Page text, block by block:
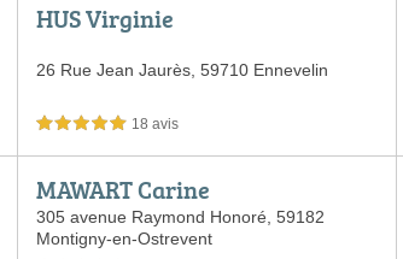
HUS Virginie
26 Rue Jean Jaurès,59710 Ennevelin
5,0 étoiles sur 5 18 avis
MAWART Carine
305 avenue Raymond Honoré,59182
Montigny-en-Ostrevent